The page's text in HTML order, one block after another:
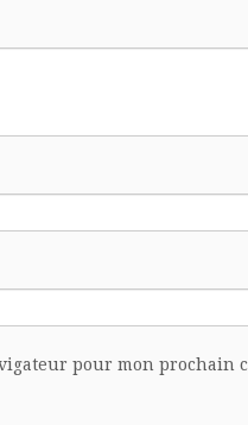
pour mon prochain